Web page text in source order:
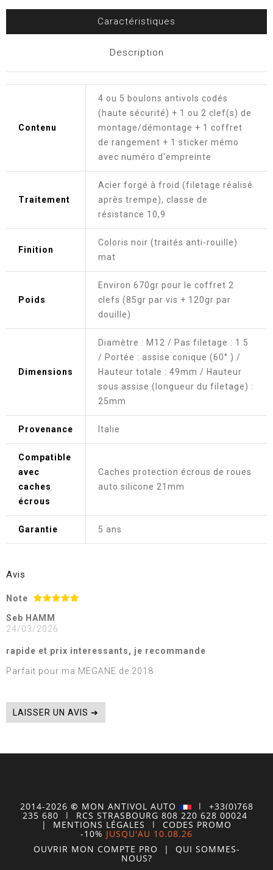
Caractéristiques
Description
Contenu
4 ou 5 boulons antivols codés
(haute sécurité) + 1 ou 2 clef(s) de
montage/démontage + 1 coffret
de rangement + 1 sticker mémo
avec numéro d'empreinte
Traitement
Acier forgé à froid (filetage réalisé
après trempe), classe de
résistance 10,9
Finition
Coloris noir (traités anti-rouille)
mat
Poids
Environ 670gr pour le coffret 2
clefs (85gr par vis + 120gr par
douille)
Dimensions
Diamètre : M12 / Pas filetage : 1.5
/ Portée : assise conique (60° ) /
Hauteur totale : 49mm / Hauteur
sous assise (longueur du filetage) :
25mm
Provenance Italie
Compatible
avec
caches
écrous
Caches protection écrous de roues
auto silicone 21mm
Garantie 5 ans
Avis
Note
Seb HAMM
24/03/2026
rapide et prix interessants, je recommande
Parfait pour ma MEGANE de 2018
LAISSER UN AVIS ➔
2014-2026 © MON ANTIVOL AUTO | +33(0)768
235 680 | RCS STRASBOURG 808 220 628 00024
| MENTIONS LÉGALES | CODES PROMO
-10% JUSQU'AU 10.08.26
OUVRIR MON COMPTE PRO | QUI SOMMES-
NOUS?